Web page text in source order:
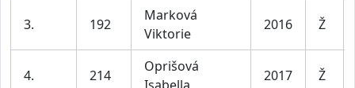
3. 192
Marková
Viktorie
2016 Ž
4. 214
Oprišová
2017 Ž